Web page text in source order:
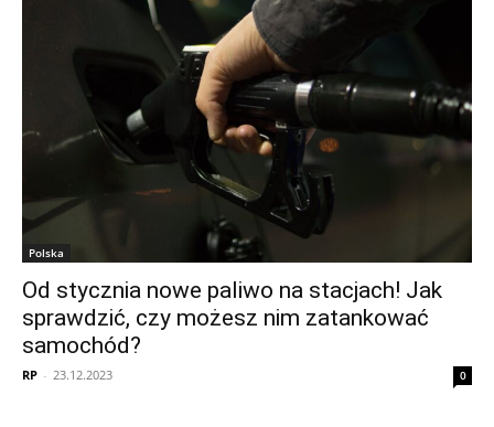
Polska
Od stycznia nowe paliwo na stacjach! Jak
sprawdzić, czy możesz nim zatankować
samochód?
RP - 23.12.2023 0